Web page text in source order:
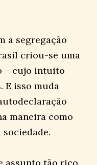
a segregação
criou-se uma
– cujo intuito
E isso muda
maneira como
assunto tão rico